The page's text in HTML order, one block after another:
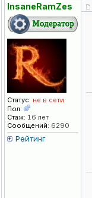
InsaneRamZes
Статус: не в сети
Пол:
Стаж: 16 лет
Сообщений: 6290
Рейтинг